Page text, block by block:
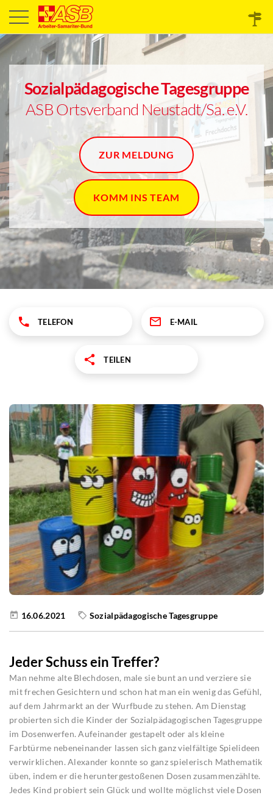
Sozialpädagogische Tagesgruppe
ASB Ortsverband Neustadt/Sa. e.V.
ZUR MELDUNG
KOMM INS TEAM
TELEFON E-MAIL
TEILEN
16.06.2021 Sozialpädagogische Tagesgruppe
Jeder Schuss ein Treffer?
Man nehme alte Blechdosen, male sie bunt an und verziere sie
mit frechen Gesichtern und schon hat man ein wenig das Gefühl,
auf dem Jahrmarkt an der Wurfbude zu stehen. Am Dienstag
probierten sich die Kinder der Sozialpädagogischen Tagesgruppe
im Dosenwerfen. Aufeinander gestapelt oder als kleine
Farbtürme nebeneinander lassen sich ganz vielfältige Spielideen
verwirklichen. Alexander konnte so ganz spielerisch Mathematik
üben, indem er die heruntergestoßenen Dosen zusammenzählte.
Jedes Kind probiert sein Glück und wollte möglichst viele Dosen